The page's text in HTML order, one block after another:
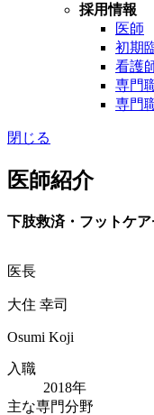
採用情報
医師
初期
看護
専門
専門
閉じる
医師紹介
下肢救済・フットケ
医長
大住 幸司
Osumi Koji
入職
2018年
主な専門分野